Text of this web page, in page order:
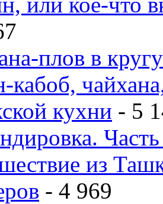
плов в
кабоб,
кухни - 5
из
- 4 969